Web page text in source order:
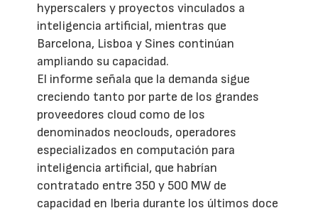
hyperscalers y proyectos vinculados a
inteligencia artificial, mientras que
Barcelona, Lisboa y Sines continúan
ampliando su capacidad.
El informe señala que la demanda sigue
creciendo tanto por parte de los grandes
proveedores cloud como de los
denominados neoclouds, operadores
especializados en computación para
inteligencia artificial, que habrían
contratado entre 350 y 500 MW de
capacidad en Iberia durante los últimos doce